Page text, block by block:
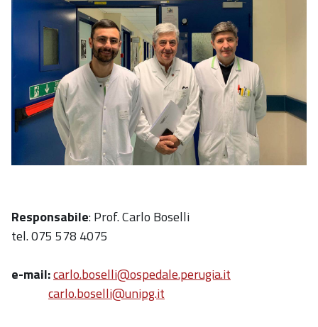
Responsabile: Prof. Carlo Boselli
tel. 075 578 4075
e-mail:carlo.boselli@ospedale.perugia.it
carlo.boselli@unipg.it